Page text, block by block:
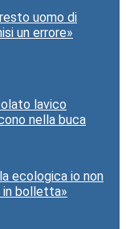
uomo di
un errore»
lavico
nella buca
ecologica io non
in bolletta»